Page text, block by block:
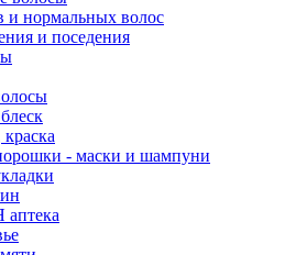
и нормальных волос
и поседения
- маски и шампуни